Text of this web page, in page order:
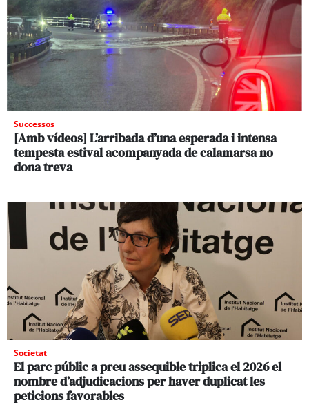
Successos
[Amb vídeos] L’arribada d’una esperada i intensa
tempesta estival acompanyada de calamarsa no
dona treva
Societat
El parc públic a preu assequible triplica el 2026 el
nombre d’adjudicacions per haver duplicat les
peticions favorables